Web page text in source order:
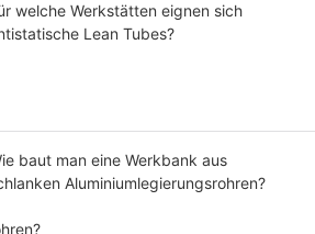
welche Werkstätten eignen sich
Lean Tubes?
baut man eine Werkbank aus
Aluminiumlegierungsrohren?